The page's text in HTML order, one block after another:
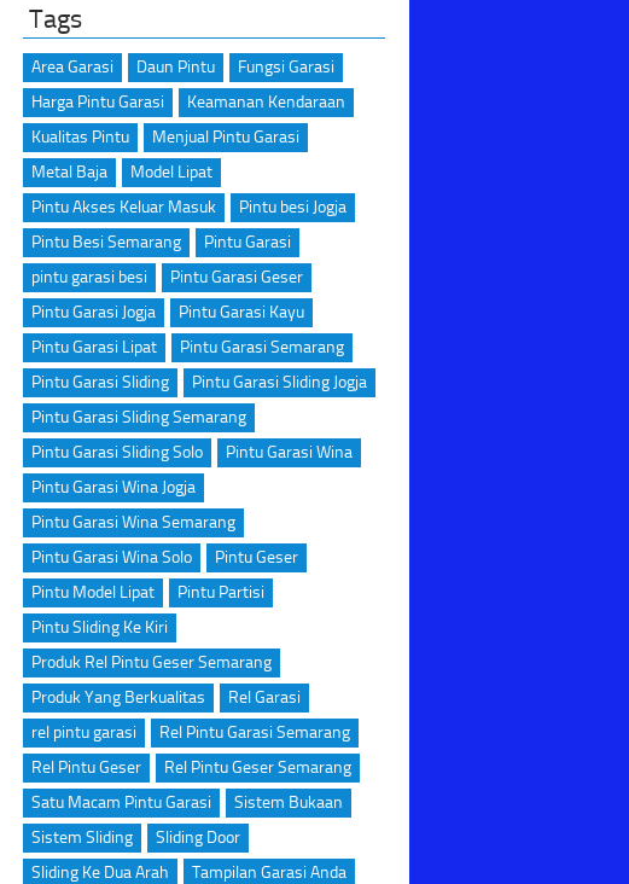
Tags
Area Garasi Daun Pintu
Fungsi Garasi
Harga Pintu Garasi
Keamanan Kendaraan
Kualitas Pintu
Menjual Pintu Garasi
Metal Baja
Model Lipat
Pintu Akses Keluar Masuk
Pintu besi Jogja
Pintu Besi Semarang
Pintu Garasi
pintu garasi besi
Pintu Garasi Geser
Pintu Garasi Jogja
Pintu Garasi Kayu
Pintu Garasi Lipat
Pintu Garasi Semarang
Pintu Garasi Sliding
Pintu Garasi Sliding Jogja
Pintu Garasi Sliding Semarang
Pintu Garasi Sliding Solo
Pintu Garasi Wina
Pintu Garasi Wina Jogja
Pintu Garasi Wina Semarang
Pintu Garasi Wina Solo
Pintu Geser
Pintu Model Lipat
Pintu Partisi
Pintu Sliding Ke Kiri
Produk Rel Pintu Geser Semarang
Produk Yang Berkualitas
Rel Garasi
rel pintu garasi
Rel Pintu Garasi Semarang
Rel Pintu Geser
Rel Pintu Geser Semarang
Satu Macam Pintu Garasi
Sistem Bukaan
Sistem Sliding
Sliding Door
Sliding Ke Dua Arah
Tampilan Garasi Anda